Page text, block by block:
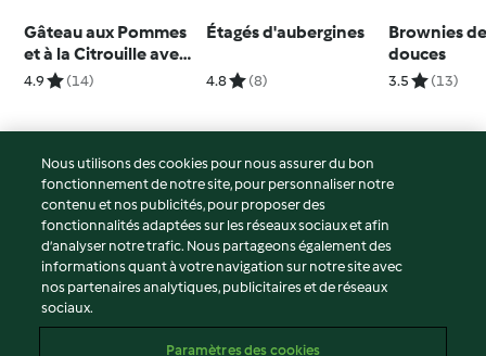
Gâteau aux Pommes
et à la Citrouille avec
flocons d'Avoine
4.9 (14)
Étagés d'aubergines
4.8 (8)
Brownies
douces
3.5 (13)
© Copyright 2026
Conditions d'utilisation
Politique de confidentialité
Non-responsabilité
Mentions légales
Nous utilisons des cookies pour nous assurer du bon
fonctionnement de notre site, pour personnaliser notre
contenu et nos publicités, pour proposer des
fonctionnalités adaptées sur les réseaux sociaux et afin
d’analyser notre trafic. Nous partageons également des
informations quant à votre navigation sur notre site avec
nos partenaires analytiques, publicitaires et de réseaux
sociaux.
Paramètres des cookies